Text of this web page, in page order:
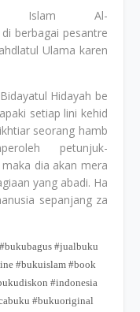
Islam Al-
berbagai pesantre
Ulama karen
Hidayah be
setiap lini kehid
seorang hamb
petunjuk-
dia akan mera
yang abadi. Ha
sepanjang za
#jualbuku
#bukuislam #book
#indonesia
#bukuoriginal